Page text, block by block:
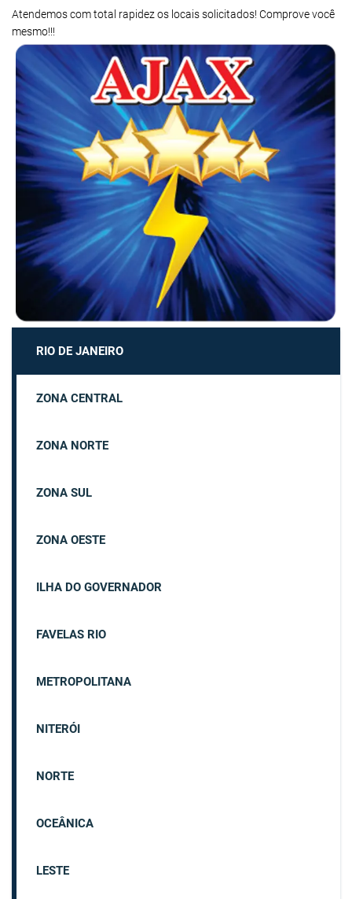
Atendemos com total rapidez os locais solicitados! Comprove você
mesmo!!!
RIO DE JANEIRO
ZONA CENTRAL
ZONA NORTE
ZONA SUL
ZONA OESTE
ILHA DO GOVERNADOR
FAVELAS RIO
METROPOLITANA
NITERÓI
NORTE
OCEÂNICA
LESTE